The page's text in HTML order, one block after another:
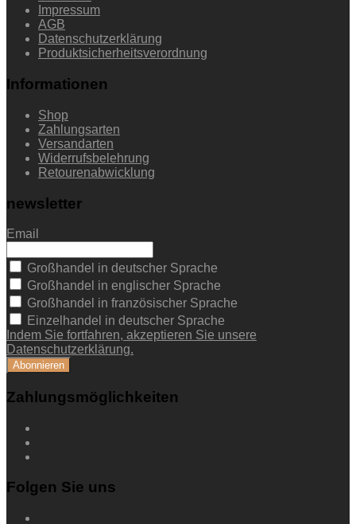
Impressum
AGB
Datenschutzerklärung
Produktsicherheitsverordnung
Informationen
Shop
Zahlungsarten
Versandarten
Widerrufsbelehrung
Retourenabwicklung
newsletter
Email
Großhandel in deutscher Sprache
Großhandel in englischer Sprache
Großhandel in französischer Sprache
Einzelhandel in deutscher Sprache
Indem Sie fortfahren, akzeptieren Sie unsere
Datenschutzerklärung.
Zahlungsmöglichkeiten
Folgen Sie uns